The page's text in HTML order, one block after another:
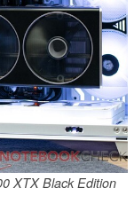
XTX Black Edition